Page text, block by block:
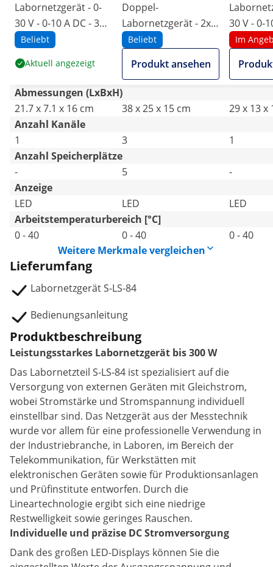
Labornetzgerät - 0-
30 V - 0-10 A DC - 300
WBeliebt
Aktuell angezeigt
Doppel-
Labornetzgerät - 2x
0-30 V - 0-5 A DC -
550 W
Beliebt
Produkt ansehen
30 V - 0-
WIm
Abmessungen (LxBxH)
21.7 x 7.1 x 16 cm
38 x 25 x 15 cm
29 x 13 x
Anzahl Kanäle
1
3
1
Anzahl Speicherplätze
-
5
-
Anzeige
LED
LED
LED
Arbeitstemperaturbereich [°C]
0 - 40
0 - 40
0 - 40
Weitere Merkmale vergleichen
Lieferumfang
Labornetzgerät S-LS-84
Bedienungsanleitung
Produktbeschreibung
Leistungsstarkes Labornetzgerät bis 300 W
Das Labornetzteil S-LS-84 ist spezialisiert auf die
Versorgung von externen Geräten mit Gleichstrom,
wobei Stromstärke und Stromspannung individuell
einstellbar sind. Das Netzgerät aus der Messtechnik
wurde vor allem für eine professionelle Verwendung in
der Industriebranche, in Laboren, im Bereich der
Telekommunikation, für Werkstätten mit
elektronischen Geräten sowie für Produktionsanlagen
und Prüfinstitute entworfen. Durch die
Lineartechnologie ergibt sich eine niedrige
Restwelligkeit sowie geringes Rauschen.
Individuelle und präzise DC Stromversorgung
Dank des großen LED-Displays können Sie die